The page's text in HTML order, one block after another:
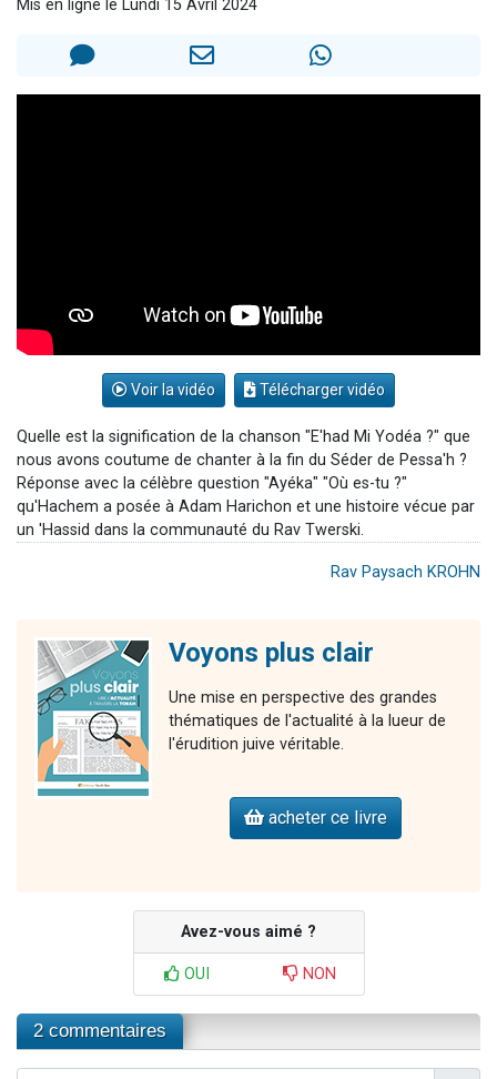
2 nouvelles musiques dans Torah-Box Music
Mis en ligne le Lundi 15 Avril 2024
Voir la vidéo Télécharger vidéo
Quelle est la signification de la chanson "E'had Mi Yodéa ?" que
nous avons coutume de chanter à la fin du Séder de Pessa'h ?
Réponse avec la célèbre question "Ayéka" "Où es-tu ?"
qu'Hachem a posée à Adam Harichon et une histoire vécue par
un 'Hassid dans la communauté du Rav Twerski.
Rav Paysach KROHN
Voyons plus clair
Une mise en perspective des grandes
thématiques de l'actualité à la lueur de
l'érudition juive véritable.
acheter ce livre
Avez-vous aimé ?
OUI NON
2 commentaires